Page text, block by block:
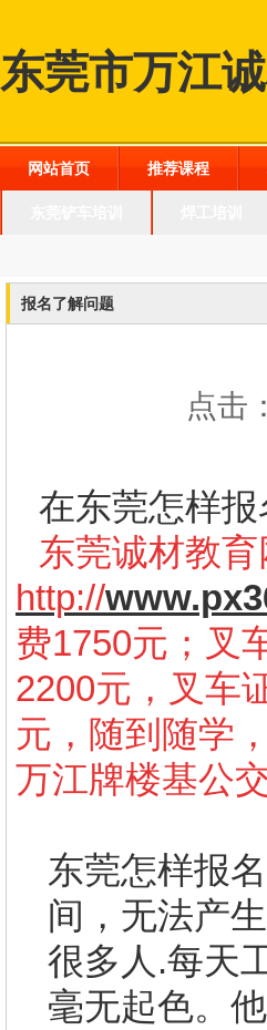
东莞市万江
网站首页 推荐课程
报名了解问题
点击
在东莞怎样
东莞诚材教育
http://
费1750元；叉
2200元，叉车
元，随到随学
万江牌楼基公
东莞怎样报
间，无法产
很多人 .每天
毫无起色。